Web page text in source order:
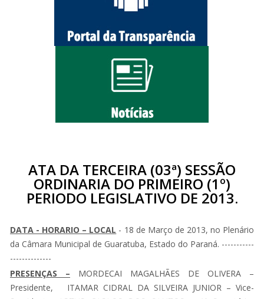
ATA DA TERCEIRA (03ª) SESSÃO
ORDINARIA DO PRIMEIRO (1º)
PERIODO LEGISLATIVO DE 2013.
DATA - HORARIO – LOCAL - 18 de Março de 2013, no Plenário
da Câmara Municipal de Guaratuba, Estado do Paraná. -----------
--------------
PRESENÇAS – MORDECAI MAGALHÃES DE OLIVERA –
Presidente, ITAMAR CIDRAL DA SILVEIRA JUNIOR – Vice-